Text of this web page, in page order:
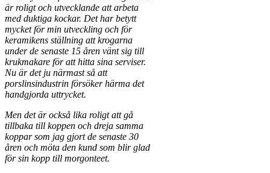
är roligt och utvecklande att arbeta
med duktiga kockar. Det har betytt
mycket för min utveckling och för
keramikens ställning att krogarna
under de senaste 15 åren vänt sig till
krukmakare för att hitta sina serviser.
Nu är det ju närmast så att
porslinsindustrin försöker härma det
handgjorda uttrycket.
Men det är också lika roligt att gå
tillbaka till koppen och dreja samma
koppar som jag gjort de senaste 30
åren och möta den kund som blir glad
för sin kopp till morgonteet.